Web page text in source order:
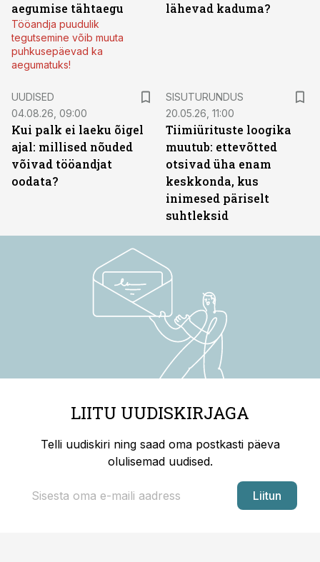
aegumise tähtaegu
Tööandja puudulik
tegutsemine võib muuta
puhkusepäevad ka
aegumatuks!
lähevad kaduma?
UUDISED
04.08.26, 09:00
Kui palk ei laeku õigel
ajal: millised nõuded
võivad tööandjat
oodata?
SISUTURUNDUS
20.05.26, 11:00
Tiimiürituste loogika
muutub: ettevõtted
otsivad üha enam
keskkonda, kus
inimesed päriselt
suhtleksid
LIITU UUDISKIRJAGA
Telli uudiskiri ning saad oma postkasti päeva
olulisemad uudised.
Liitun